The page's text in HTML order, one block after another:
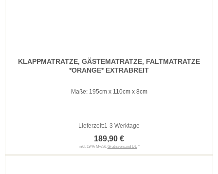
KLAPPMATRATZE, GÄSTEMATRATZE, FALTMATRATZE
*ORANGE* EXTRABREIT
Maße: 195cm x 110cm x 8cm
Lieferzeit:1-3 Werktage
189,90 €
inkl. 19 % MwSt. Gratisversand DE*